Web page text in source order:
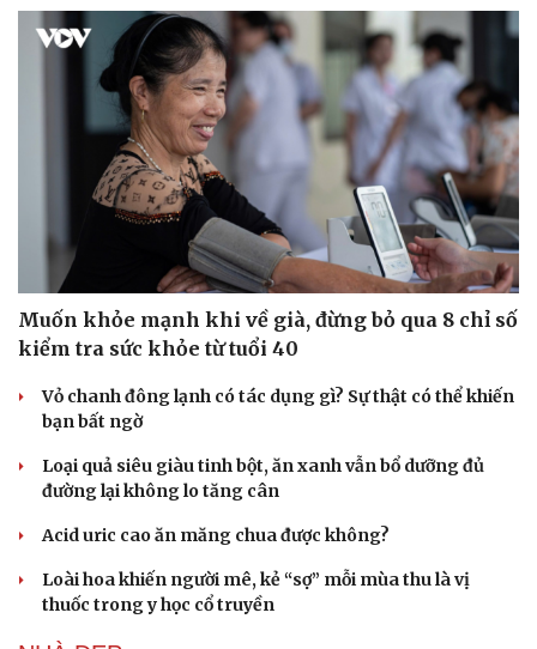
Muốn khỏe mạnh khi về già, đừng bỏ qua 8 chỉ số
kiểm tra sức khỏe từ tuổi 40
Vỏ chanh đông lạnh có tác dụng gì? Sự thật có thể khiến
bạn bất ngờ
Loại quả siêu giàu tinh bột, ăn xanh vẫn bổ dưỡng đủ
đường lại không lo tăng cân
Acid uric cao ăn măng chua được không?
Loài hoa khiến người mê, kẻ “sợ” mỗi mùa thu là vị
thuốc trong y học cổ truyền